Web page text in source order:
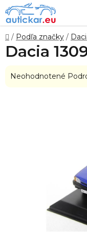
Prejsť
na
obsah
Domov
/ Podľa značky /
Dacia
Priemerné
Neohodnotené